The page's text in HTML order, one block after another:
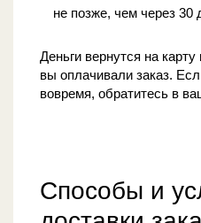
не позже, чем через 30
Деньги вернутся на карту
вы оплачивали заказ.
вовремя, обратитесь в
Способы и